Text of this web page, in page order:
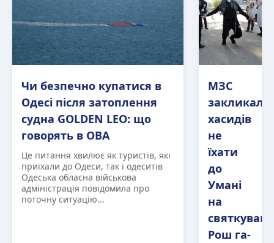
Чи безпечно купатися в
Одесі після затоплення
судна GOLDEN LEO: що
говорять в ОВА
Це питання хвилює як туристів, які
приїхали до Одеси, так і одеситів
Одеська обласна військова
адміністрація повідомила про
поточну ситуацію...
МЗС
закликало
хасидів
не
їхати
до
Умані
на
Рош га-